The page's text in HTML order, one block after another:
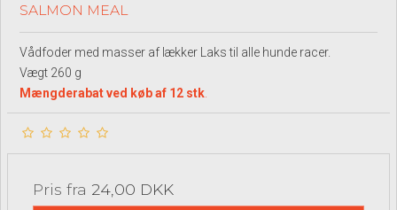
SALMON MEAL
Vådfoder med masser af lækker Laks til alle hunde racer.
Vægt 260 g
Mængderabat ved køb af 12 stk
Pris fra 24,00 DKK